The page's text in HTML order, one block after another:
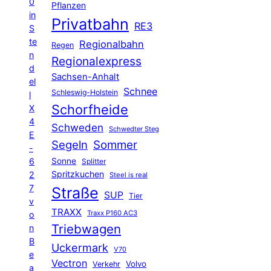
in
S
te
n
d
el
l
X
4
E
-
6
2
7
v
o
n
B
e
a
Pflanzen
Privatbahn RE3
Regen Regionalbahn
Regionalexpress
Sachsen-Anhalt
Schleswig-Holstein Schnee
Schorfheide
Schweden Schwedter Steg
Segeln Sommer
Sonne Splitter
Spritzkuchen Steel is real
Straße SUP Tier
TRAXX Traxx P160 AC3
Triebwagen
Uckermark V70
Vectron Verkehr Volvo